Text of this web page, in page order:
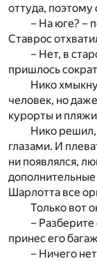
оттуда,
– На юге? –
Ставрос
– Нет, в
пришлось
Нико
человек, но
курорты и
Нико решил,
глазами. И
ни появлялся,
дополнительные
Шарлотта все
Только вот
–
принес его
– Ничего